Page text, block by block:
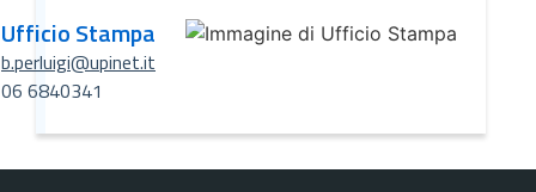
Ufficio Stampa
b.perluigi@upinet.it
06 6840341